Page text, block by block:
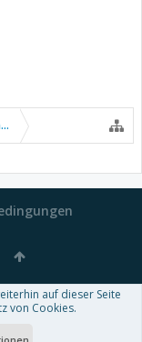
von xenDach
auf dieser Seite
von Cookies.